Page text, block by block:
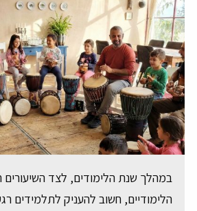
במהלך שנת הלימודים, לצד השיעורים
הלימודיים, חשוב להעניק לתלמידים